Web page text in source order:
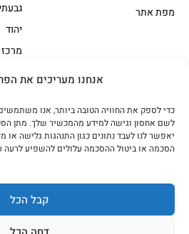
אנחנו מעריכים את
לשם אחסון וגישה למידע מהמכשיר שלך. מתן
יאפשר לנו לעבד נתונים כגון התנהגות גלישה או
הסכמה או ביטול ההסכמה עלולים להשפיע לרעה
קבל הכל
אווז
בשר
בשר בקר עגלה משובח
בשר
הודו
חלקים
מיוחדי
נתחי פנים
עוף
יהוד
מרכז
מפת אתר